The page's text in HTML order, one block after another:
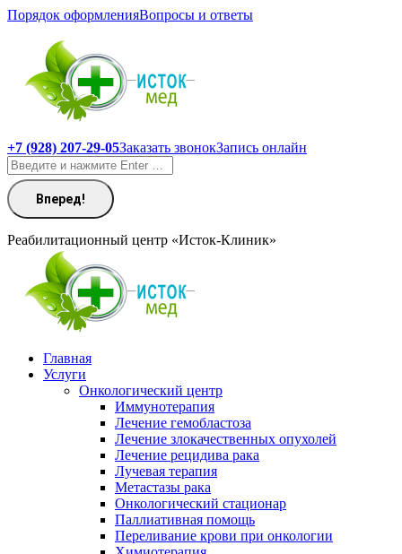
Перейти
содержанию
Порядок оформленияВопросы и ответы
+7 (928) 207-29-05Заказать звонокЗапись онлайн
Поиск:
Реабилитационный центр «Исток-Клиник»
Главная
Услуги
Онкологический центр
Иммунотерапия
Лечение гемобластоза
Лечение злокачественных опухолей
Лечение рецидива рака
Лучевая терапия
Метастазы рака
Онкологический стационар
Паллиативная помощь
Переливание крови при онкологии